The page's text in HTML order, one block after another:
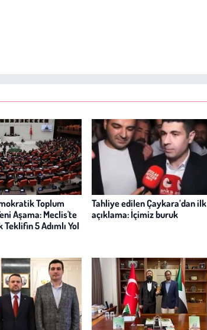
Toplum
Aşama: Meclis'te
5 Adımlı Yol
Tahliye edilen Çaykara’dan ilk
açıklama: İçimiz buruk